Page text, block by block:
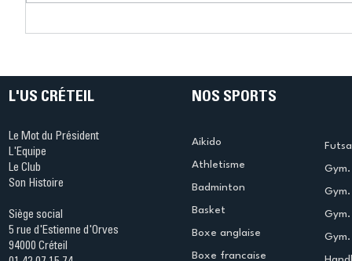
(Denise Huet)
(Didier
L'US CRÉTEIL
Le Mot du Président
L'Equipe
Le Club
Son Histoire
Siège social
5 rue d'Estienne d'Orves
94000 Créteil
NOS SPORTS
Aikido
Athletisme
Badminton
Basket
Boxe anglaise
Boxe francaise